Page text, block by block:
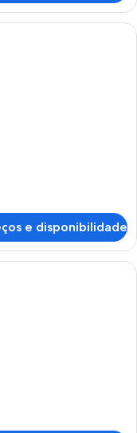
hotel com uma cama
e disponibilidade
hotel com duas camas,